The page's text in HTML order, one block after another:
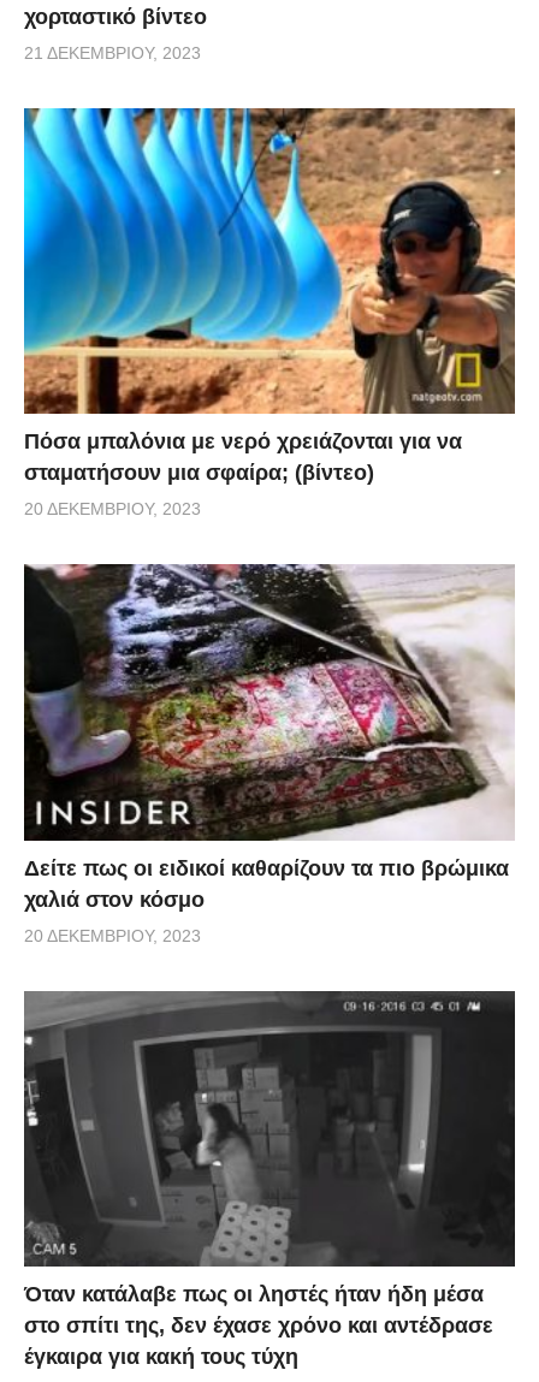
χορταστικό βίντεο
21 ΔΕΚΕΜΒΡΊΟΥ, 2023
Πόσα μπαλόνια με νερό χρειάζονται για να
σταματήσουν μια σφαίρα; (βίντεο)
20 ΔΕΚΕΜΒΡΊΟΥ, 2023
Δείτε πως οι ειδικοί καθαρίζουν τα πιο βρώμικα
χαλιά στον κόσμο
20 ΔΕΚΕΜΒΡΊΟΥ, 2023
Όταν κατάλαβε πως οι ληστές ήταν ήδη μέσα
στο σπίτι της, δεν έχασε χρόνο και αντέδρασε
έγκαιρα για κακή τους τύχη